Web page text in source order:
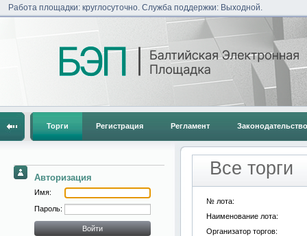
Работа площадки: круглосуточно. Служба поддержки: Выходной.
Торги Регистрация Регламент Законодательство
Авторизация
Имя:
Пароль:
Все торги
№ лота:
Наименование лота:
Организатор торгов: